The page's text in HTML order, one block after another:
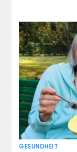
GESUNDHEIT